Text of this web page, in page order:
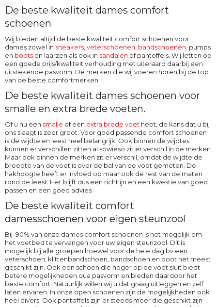
De beste kwaliteit dames comfort
schoenen
Wij bieden altijd de beste kwaliteit comfort schoenen voor
dames zowel in sneakers, veterschoenen bandschoenen pumps
en boots en laarzen als ook in sandalen of pantoffels. Wij letten op
een goede prijs/kwaliteit verhouding met uiteraard daarbij een
uitstekende pasvorm. De merken die wij voeren horen bij de top
van de beste comfortmerken.
De beste kwaliteit dames schoenen voor
smalle en extra brede voeten.
Of u nu een smalle of een extra brede voet hebt, de kans dat u bij
ons slaagt is zeer groot. Voor goed passende comfort schoenen
is de wijdte en leest heel belangrijk. Ook binnen de wijdtes
kunnen er verschillen zitten al sowieso zit er verschil in de merken.
Maar ook binnen de merken zit er verschil, omdat de wijdte de
breedte van de voet is over de bal van de voet gemeten. De
hakhoogte heeft er invloed op maar ook de rest van de maten
rond de leest. Het blijft dus een richtlijn en een kwestie van goed
passen en een goed advies.
De beste kwaliteit comfort
damesschoenen voor eigen steunzool
Bij 90% van onze dames comfort schoenen is het mogelijk om
het voetbed te vervangen voor uw eigen steunzool. Dit is
mogelijk bij alle groepen hoewel voor de hele dag bv een
veterschoen, klittenbandschoen, bandschoen en boot het meest
geschikt zijn. Ook een schoen die hoger op de voet sluit biedt
betere mogelijkheden qua pasvorm en bieden daardoor het
beste comfort. Natuurlijk willen wij u dat graag uitleggen en zelf
laten ervaren. In onze open schoenen zijn de mogelijkheden ook
heel divers. Ook pantoffels zijn er steeds meer die geschikt zijn